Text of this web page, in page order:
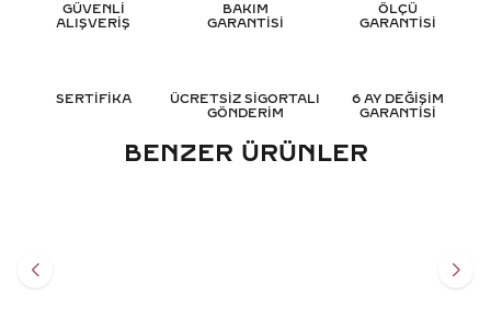
GÜVENLİ
ALIŞVERİŞ
BAKIM
GARANTİSİ
ÖLÇÜ
GARANTİSİ
SERTİFİKA
ÜCRETSİZ SİGORTALI
GÖNDERİM
6 AY DEĞİŞİM
GARANTİSİ
BENZER ÜRÜNLER